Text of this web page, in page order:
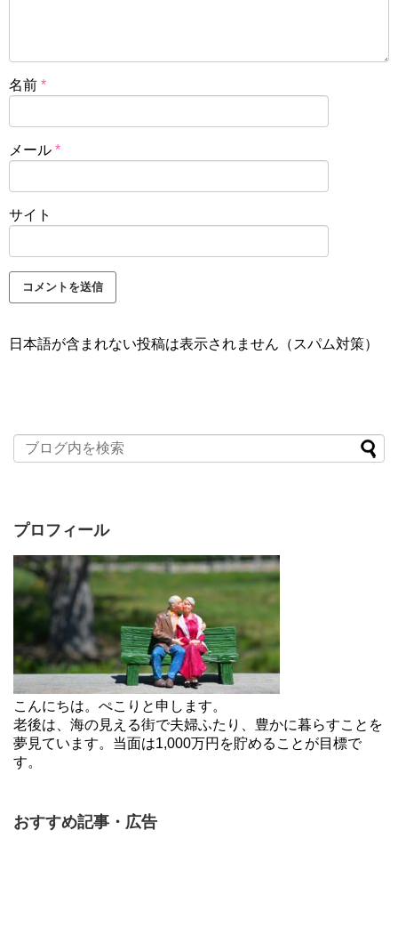
名前 *
メール *
サイト
日本語が含まれない投稿は表示されません（スパム対策）
プロフィール
こんにちは。ぺこりと申します。
老後は、海の見える街で夫婦ふたり、豊かに暮らすことを
夢見ています。当面は1,000万円を貯めることが目標で
す。
おすすめ記事・広告